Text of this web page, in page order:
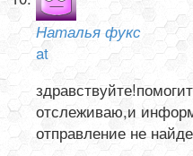
Наталья фукс
at
отслеживаю,и
отправление не